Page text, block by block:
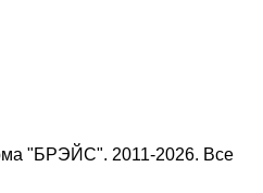
"БРЭЙС". 2011-2026. Все